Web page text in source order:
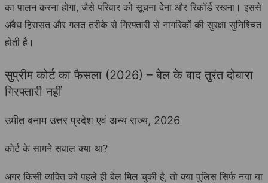
का पालन करना होगा, जैसे परिवार को सूचना देना और रिकॉर्ड रखना। इससे
अवैध हिरासत और गलत तरीके से गिरफ्तारी से नागरिकों की सुरक्षा सुनिश्चित
होती है।
सुप्रीम कोर्ट का फैसला (2026) – बेल के बाद तुरंत दोबारा
गिरफ्तारी नहीं
उमीत बनाम उत्तर प्रदेश एवं अन्य राज्य, 2026
कोर्ट के सामने सवाल क्या था?
अगर किसी व्यक्ति को पहले ही बेल मिल चुकी है, तो क्या पुलिस सिर्फ नया या